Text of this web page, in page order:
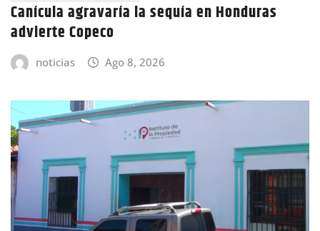
Canícula agravaría la sequía en Honduras
advierte Copeco
noticias Ago 8, 2026